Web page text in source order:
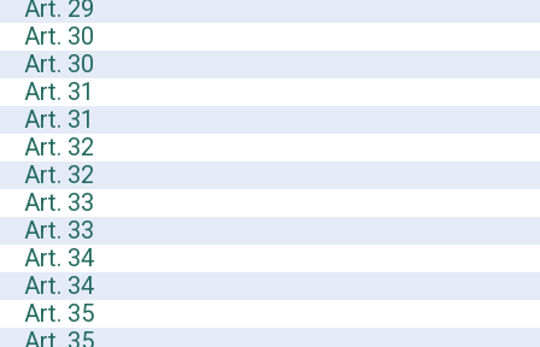
Art. 29
Art. 30
Art. 30
Art. 31
Art. 31
Art. 32
Art. 32
Art. 33
Art. 33
Art. 34
Art. 34
Art. 35